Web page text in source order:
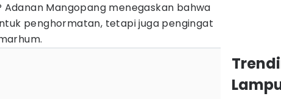
Adanan Mangopang menegaskan bahwa
penghormatan, tetapi juga pengingat